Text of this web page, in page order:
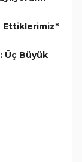
Ettiklerimiz*
Üç Büyük